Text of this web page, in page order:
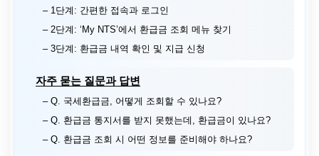
– 1단계: 간편한 접속과 로그인
– 2단계: ‘My NTS’에서 환급금 조회 메뉴 찾기
– 3단계: 환급금 내역 확인 및 지급 신청
자주 묻는 질문과 답변
– Q. 국세환급금, 어떻게 조회할 수 있나요?
– Q. 환급금 통지서를 받지 못했는데, 환급금이 있나요?
– Q. 환급금 조회 시 어떤 정보를 준비해야 하나요?